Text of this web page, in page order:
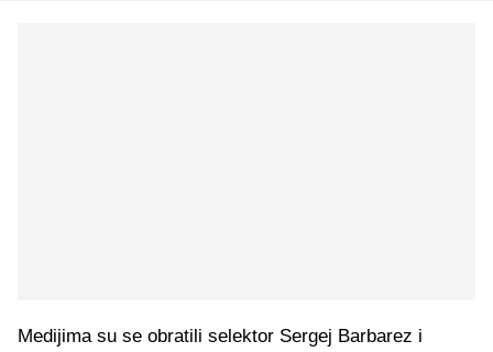
Medijima su se obratili selektor Sergej Barbarez i